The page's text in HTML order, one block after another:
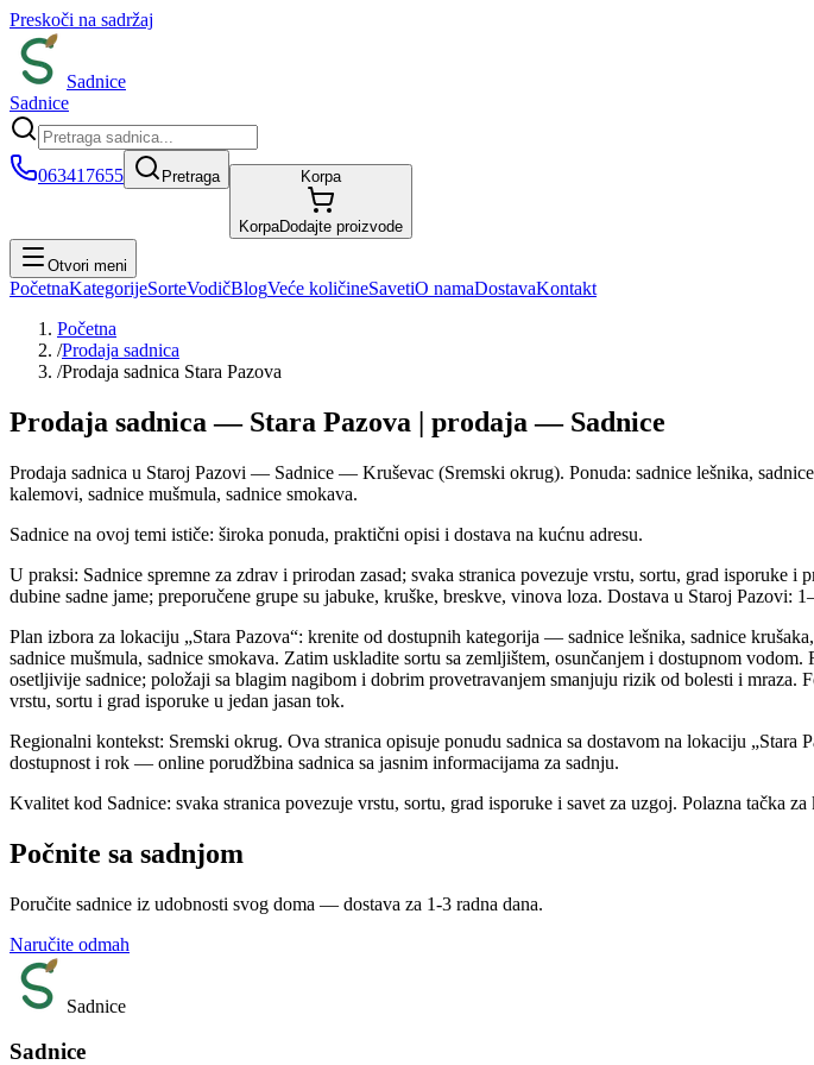
Preskoči na sadržaj
Sadnice
Sadnice
063417655 Pretraga Korpa
KorpaDodajte proizvode
Otvori meni
PočetnaKategorijeSorteVodičBlogVeće količineSavetiO namaDostavaKontakt
Početna
/Prodaja sadnica
/Prodaja sadnica Stara Pazova
Prodaja sadnica — Stara Pazova | prodaja — Sadnice
Prodaja sadnica u Staroj Pazovi — Sadnice — Kruševac (Sremski okrug). Ponuda: sadnice lešnika,
kalemovi, sadnice mušmula, sadnice smokava.
Sadnice na ovoj temi ističe: široka ponuda, praktični opisi i dostava na kućnu adresu.
U praksi: Sadnice spremne za zdrav i prirodan zasad; svaka stranica povezuje vrstu, sortu, grad isporuke
dubine sadne jame; preporučene grupe su jabuke, kruške, breskve, vinova loza. Dostava u Staroj Pazovi:
Plan izbora za lokaciju „Stara Pazova“: krenite od dostupnih kategorija — sadnice lešnika, sadnice
sadnice mušmula, sadnice smokava. Zatim uskladite sortu sa zemljištem, osunčanjem i dostupnom
osetljivije sadnice; položaji sa blagim nagibom i dobrim provetravanjem smanjuju rizik od bolesti i
vrstu, sortu i grad isporuke u jedan jasan tok.
Regionalni kontekst: Sremski okrug. Ova stranica opisuje ponudu sadnica sa dostavom na lokaciju
dostupnost i rok — online porudžbina sadnica sa jasnim informacijama za sadnju.
Kvalitet kod Sadnice: svaka stranica povezuje vrstu, sortu, grad isporuke i savet za uzgoj. Polazna tačka
Počnite sa sadnjom
Poručite sadnice iz udobnosti svog doma — dostava za 1-3 radna dana.
Naručite odmah
Sadnice
Sadnice